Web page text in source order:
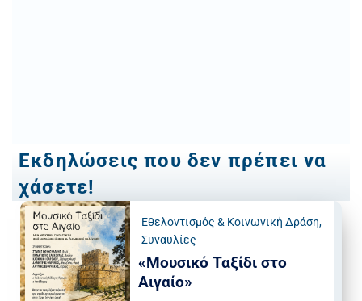
Εκδηλώσεις που δεν πρέπει να
χάσετε!
Εθελοντισμός & Κοινωνική Δράση,
Συναυλίες
«Μουσικό Ταξίδι στο
Αιγαίο»